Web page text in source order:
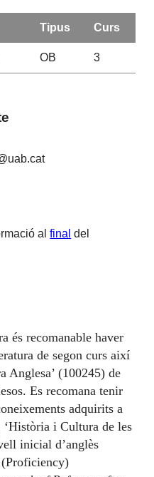
Tipus Curs
OB 3
alfinal del
és recomanable haver
de segon curs així
Anglesa’ (100245) de
Es recomana tenir
adquirits a
‘Història i Cultura de les
inicial d’anglès